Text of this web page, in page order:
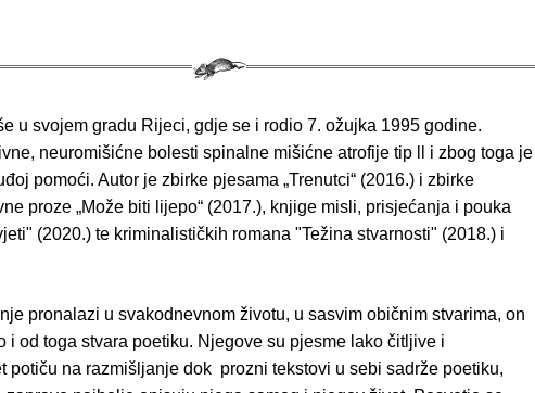
u svojem gradu Rijeci, gdje se i rodio 7. ožujka 1995 godine.
neuromišićne bolesti spinalne mišićne atrofije tip ll i zbog toga je
pomoći. Autor je zbirke pjesama „Trenutci“ (2016.) i zbirke
proze „Može biti lijepo“ (2017.), knjige misli, prisjećanja i pouka
(2020.) te kriminalističkih romana "Težina stvarnosti" (2018.) i
pronalazi u svakodnevnom životu, u sasvim običnim stvarima, on
i od toga stvara poetiku. Njegove su pjesme lako čitljive i
potiču na razmišljanje dok prozni tekstovi u sebi sadrže poetiku,